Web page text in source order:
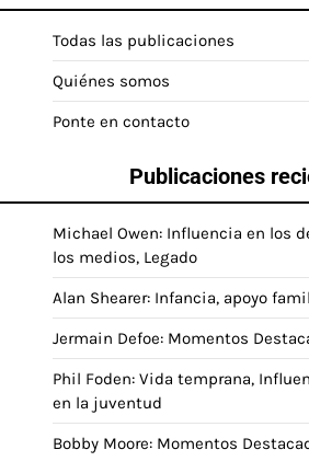
Todas las publicaciones
Quiénes somos
Ponte en contacto
Publicaciones
Michael Owen: Influencia en los
los medios, Legado
Alan Shearer: Infancia, apoyo
Jermain Defoe: Momentos
Phil Foden: Vida temprana,
en la juventud
Bobby Moore: Momentos